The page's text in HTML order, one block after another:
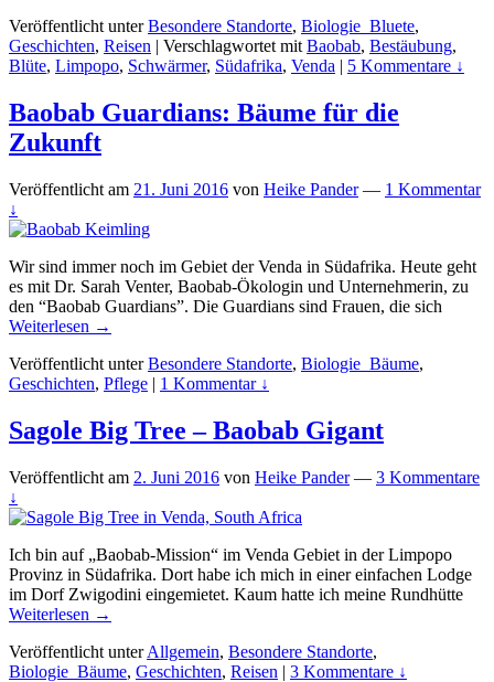
Veröffentlicht unter Besondere Standorte, Biologie_Bluete,
Geschichten, Reisen | Verschlagwortet mit Baobab, Bestäubung,
Blüte, Limpopo, Schwärmer, Südafrika, Venda | 5 Kommentare ↓
Baobab Guardians: Bäume für die
Zukunft
Veröffentlicht am 21. Juni 2016 von Heike Pander — 1 Kommentar
↓
Wir sind immer noch im Gebiet der Venda in Südafrika. Heute geht
es mit Dr. Sarah Venter, Baobab-Ökologin und Unternehmerin, zu
den “Baobab Guardians”. Die Guardians sind Frauen, die sich
Weiterlesen →
Veröffentlicht unter Besondere Standorte, Biologie_Bäume,
Geschichten, Pflege | 1 Kommentar ↓
Sagole Big Tree – Baobab Gigant
Veröffentlicht am 2. Juni 2016 von Heike Pander — 3 Kommentare
↓
Ich bin auf „Baobab-Mission“ im Venda Gebiet in der Limpopo
Provinz in Südafrika. Dort habe ich mich in einer einfachen Lodge
im Dorf Zwigodini eingemietet. Kaum hatte ich meine Rundhütte
Weiterlesen →
Veröffentlicht unter Allgemein, Besondere Standorte,
Biologie_Bäume, Geschichten, Reisen | 3 Kommentare ↓